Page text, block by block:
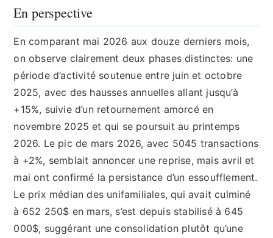
En perspective
En comparant mai 2026 aux douze derniers mois,
on observe clairement deux phases distinctes: une
période d’activité soutenue entre juin et octobre
2025, avec des hausses annuelles allant jusqu’à
+15%, suivie d’un retournement amorcé en
novembre 2025 et qui se poursuit au printemps
2026. Le pic de mars 2026, avec 5045 transactions
à +2%, semblait annoncer une reprise, mais avril et
mai ont confirmé la persistance d’un essoufflement.
Le prix médian des unifamiliales, qui avait culminé
à 652 250$ en mars, s’est depuis stabilisé à 645
000$, suggérant une consolidation plutôt qu’une